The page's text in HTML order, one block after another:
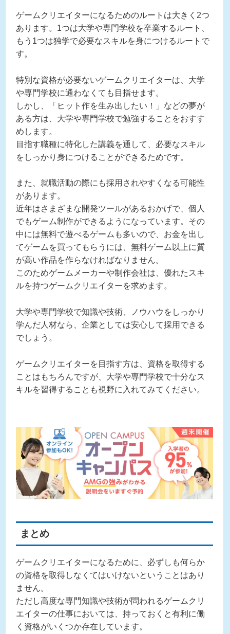
ゲームクリエイターになるためのルートは大きく2つ
あります。1つは大学や専門学校を卒業するルート、
もう1つは独学で必要なスキルを身につけるルートで
す。
特別な資格が必要ないゲームクリエイターは、大学
や専門学校に通わなくても目指せます。
しかし、「ヒット作を生み出したい！」などの夢が
ある方は、大学や専門学校で勉強することをおすす
めします。
目指す職種に特化した講義を通して、必要なスキル
をしっかり身につけることができるためです。
また、就職活動の際にも採用されやすくなる可能性
があります。
近年はさまざまな開発ツールがあるおかげで、個人
でもゲーム制作ができるようになっています。その
中には無料で遊べるゲームも多いので、お金を出し
てゲームを買ってもらうには、無料ゲーム以上に質
が高い作品を作らなければなりません。
このためゲームメーカーや制作会社は、優れたスキ
ルを持つゲームクリエイターを求めます。
大学や専門学校で知識や技術、ノウハウをしっかり
学んだ人材なら、企業としては安心して採用できる
でしょう。
ゲームクリエイターを目指す方は、資格を取得する
ことはもちろんですが、大学や専門学校で十分なス
キルを習得することも視野に入れてみてください。
まとめ
ゲームクリエイターになるために、必ずしも何らか
の資格を取得しなくてはいけないということはあり
ません。
ただし高度な専門知識や技術が問われるゲームクリ
エイターの仕事においては、持っておくと有利に働
く資格がいくつか存在しています。